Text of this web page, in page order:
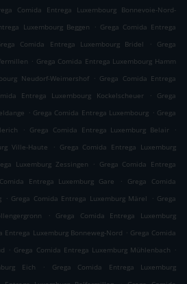
Comida Entrega Luxembourg Bonnevoie-Nord-
Luxembourg Beggen . Grega Comida Entrega
Comida Entrega Luxembourg Bridel .
Grega
. Grega Comida Entrega Luxembourg Hamm
Neudorf-Weimershof . Grega Comida Entrega
Entrega Luxembourg Kockelscheuer .
Grega
. Grega Comida Entrega Luxembourg . Grega
. Grega Comida Entrega Luxemburg Belair
.
Ville-Haute
. Grega Comida Entrega Luxemburg
Luxemburg Zessingen . Grega Comida Entrega
Entrega Luxemburg Gare .
Grega Comida
. Grega Comida Entrega Luxemburg Märel . Grega
.
Grega Comida Entrega Luxemburg
Entrega Luxemburg Bonneweg-Nord . Grega Comida
. Grega Comida Entrega Luxemburg Mühlenbach .
Eich
.
Grega Comida Entrega Luxemburg